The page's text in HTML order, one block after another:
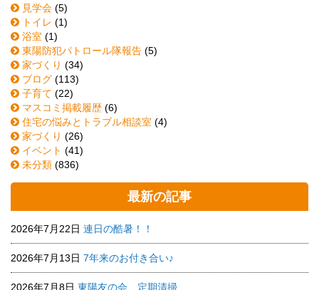
見学会 (5)
トイレ (1)
浴室 (1)
東陽防犯パトロール隊報告 (5)
家づくり (34)
ブログ (113)
子育て (22)
マスコミ掲載履歴 (6)
住宅の悩みとトラブル相談室 (4)
家づくり (26)
イベント (41)
未分類 (836)
最新の記事
2026年7月22日 連日の酷暑！！
2026年7月13日 7年来のお付き合い♪
2026年7月8日 東陽友の会 定期清掃